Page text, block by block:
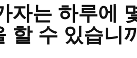
자는 하루에
할 수 있습니